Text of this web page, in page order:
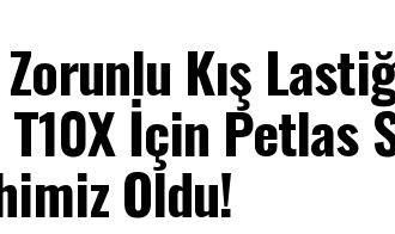
Volvo FH Aero 6×2 kamyon
yer alan tüm Volvo Trucks modelleri,
de karşılıyor. Bu kriterler, Volvo
ve geniş görüş sağlama yeteneği
yol kullanıcılarının korunmasına
Kış
T10X İçin
Oldu!